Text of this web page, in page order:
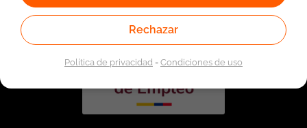
Rechazar
Política de privacidad -Condiciones de uso